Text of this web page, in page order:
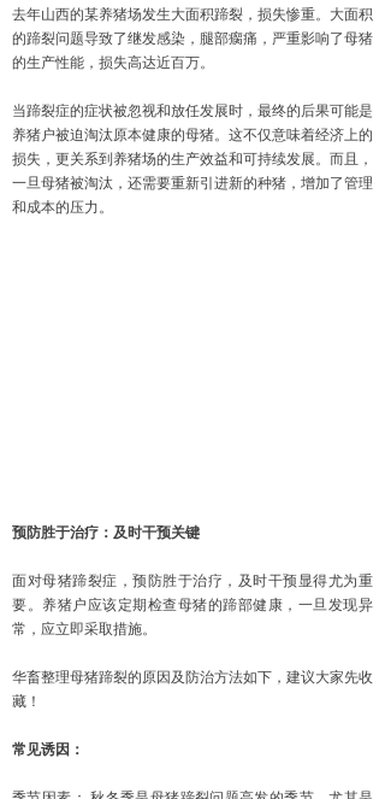
去年山西的某养猪场发生大面积蹄裂，损失惨重。大面积
的蹄裂问题导致了继发感染，腿部瘸痛，严重影响了母猪
的生产性能，损失高达近百万。
当蹄裂症的症状被忽视和放任发展时，最终的后果可能是
养猪户被迫淘汰原本健康的母猪。这不仅意味着经济上的
损失，更关系到养猪场的生产效益和可持续发展。而且，
一旦母猪被淘汰，还需要重新引进新的种猪，增加了管理
和成本的压力。
预防胜于治疗：及时干预关键
面对母猪蹄裂症，预防胜于治疗，及时干预显得尤为重
要。养猪户应该定期检查母猪的蹄部健康，一旦发现异
常，应立即采取措施。
华畜整理母猪蹄裂的原因及防治方法如下，建议大家先收
藏！
常见诱因：